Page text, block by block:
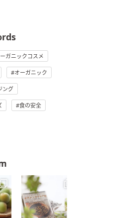
ガニックコスメ
オーガニック
ング
食の安全